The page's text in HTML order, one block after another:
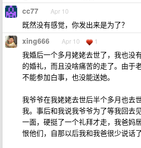
cc77 Apr 10
既然没有感觉，你发出来是为了？
xing666 Apr 10 1
我婚后一个多月姥姥去世了，我也没
的婚礼，而且没啥痛苦的走了。由于
不能参加白事，也没能送她。
我爷爷在我姥姥去世后半个多月也去
我。事后和我说我爷爷为了等我回去
一面，硬挺了一个礼拜才走，我爸妈
恨他们，自那以后我和我爸很少说话了